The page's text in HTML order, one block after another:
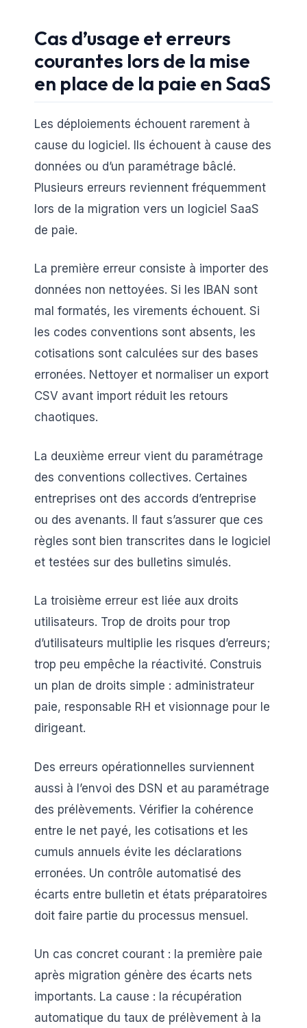
Cas d’usage et erreurs
courantes lors de la mise
en place de la paie en SaaS
Les déploiements échouent rarement à
cause du logiciel. Ils échouent à cause des
données ou d’un paramétrage bâclé.
Plusieurs erreurs reviennent fréquemment
lors de la migration vers un logiciel SaaS
de paie.
La première erreur consiste à importer des
données non nettoyées. Si les IBAN sont
mal formatés, les virements échouent. Si
les codes conventions sont absents, les
cotisations sont calculées sur des bases
erronées. Nettoyer et normaliser un export
CSV avant import réduit les retours
chaotiques.
La deuxième erreur vient du paramétrage
des conventions collectives. Certaines
entreprises ont des accords d’entreprise
ou des avenants. Il faut s’assurer que ces
règles sont bien transcrites dans le logiciel
et testées sur des bulletins simulés.
La troisième erreur est liée aux droits
utilisateurs. Trop de droits pour trop
d’utilisateurs multiplie les risques d’erreurs;
trop peu empêche la réactivité. Construis
un plan de droits simple : administrateur
paie, responsable RH et visionnage pour le
dirigeant.
Des erreurs opérationnelles surviennent
aussi à l’envoi des DSN et au paramétrage
des prélèvements. Vérifier la cohérence
entre le net payé, les cotisations et les
cumuls annuels évite les déclarations
erronées. Un contrôle automatisé des
écarts entre bulletin et états préparatoires
doit faire partie du processus mensuel.
Un cas concret courant : la première paie
après migration génère des écarts nets
importants. La cause : la récupération
automatique du taux de prélèvement à la